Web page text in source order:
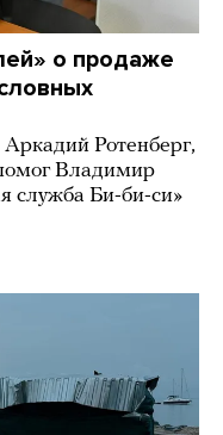
о продаже
Ротенберг,
Владимир
служба Би-би-си»